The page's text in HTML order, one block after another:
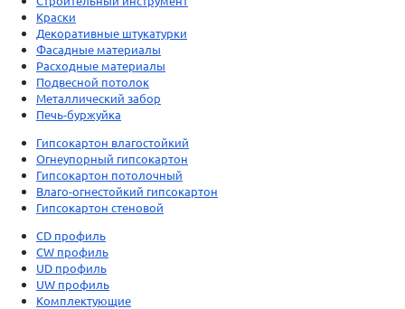
Краски
Декоративные штукатурки
Фасадные материалы
Расходные материалы
Подвесной потолок
Металлический забор
Печь-буржуйка
Гипсокартон влагостойкий
Огнеупорный гипсокартон
Гипсокартон потолочный
Влаго-огнестойкий гипсокартон
Гипсокартон стеновой
CD профиль
CW профиль
UD профиль
UW профиль
Комплектующие